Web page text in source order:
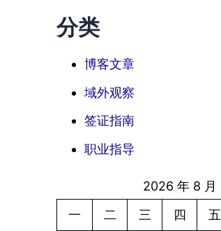
分类
博客文章
域外观察
签证指南
职业指导
2026 年 8 月
一
二 三 四 五